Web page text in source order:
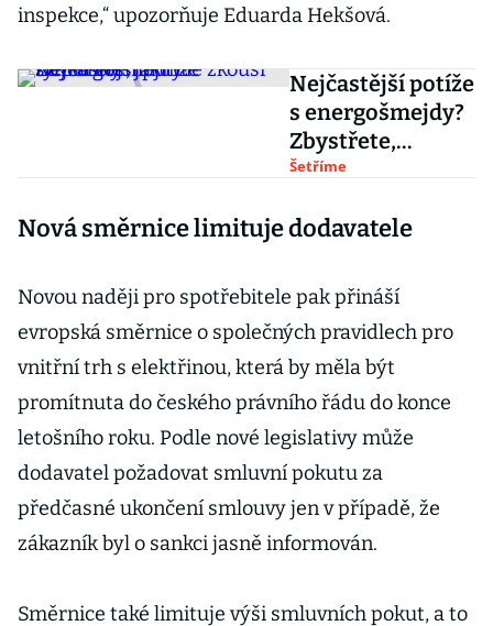
inspekce,“ upozorňuje Eduarda Hekšová.
Nejčastější potíže
s energošmejdy?
Zbystřete,
jakmile zkouší
Šetříme
Nová směrnice limituje dodavatele
Novou naději pro spotřebitele pak přináší
evropská směrnice o společných pravidlech pro
vnitřní trh s elektřinou, která by měla být
promítnuta do českého právního řádu do konce
letošního roku. Podle nové legislativy může
dodavatel požadovat smluvní pokutu za
předčasné ukončení smlouvy jen v případě, že
zákazník byl o sankci jasně informován.
Směrnice také limituje výši smluvních pokut, a to